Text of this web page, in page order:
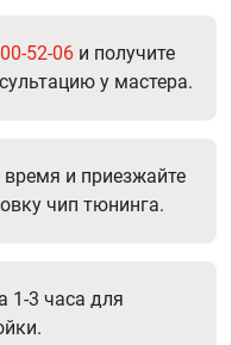
52-06 и получите
у мастера.
и приезжайте
чип тюнинга.
1-3 часа для